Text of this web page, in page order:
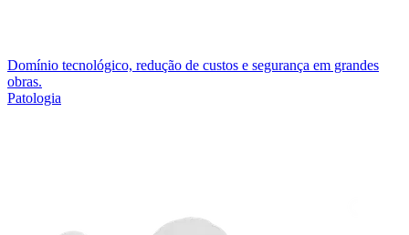
Domínio tecnológico, redução de custos e segurança em grandes
obras.
Patologia